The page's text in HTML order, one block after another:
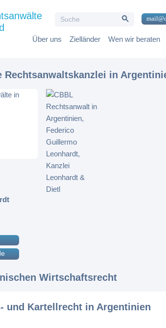
for:
Search Button
Über uns Zielländer Wen wir beraten
Rechtsanwaltskanzlei in
Wirtschaftsrecht
und Kartellrecht in Argentinien